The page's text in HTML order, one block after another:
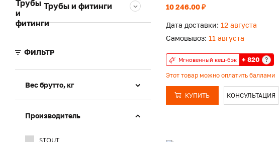
Трубы и фитинги
ФИЛЬТР
Вес брутто, кг
Производитель
STOUT
10 246.00 ₽
Дата доставки: 12 августа
Самовывоз: 11 августа
Мгновенный кеш-бэк + 820 ?
Этот товар можно оплатить баллами
КУПИТЬ КОНСУЛЬТАЦИЯ